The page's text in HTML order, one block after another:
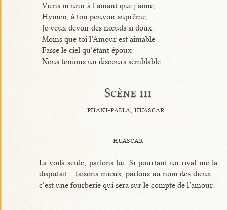
Viens m’unir à l’amant que j’aime,
Hymen, à ton pouvoir suprême,
Je veux devoir des nœuds si doux.
Moins que toi l’Amour est aimable
Fasse le ciel qu’étant époux
Nous tenions un discours semblable.
Scène iii
phani-palla, huascar
huascar
La voilà seule, parlons lui. Si pourtant un rival me la
disputait... faisons mieux, parlons au nom des dieux...
c’est une fourberie qui sera sur le compte de l’amour.